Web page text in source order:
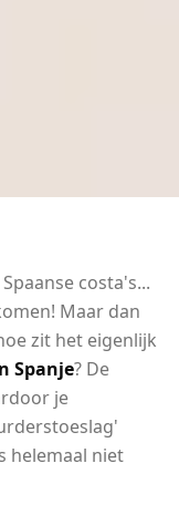
costa's...
Maar dan
zit het eigenlijk
Spanje? De
je
helemaal niet